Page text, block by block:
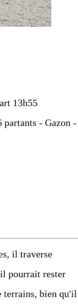
13h55
- Gazon -
il traverse
pourrait rester
terrains, bien qu'il